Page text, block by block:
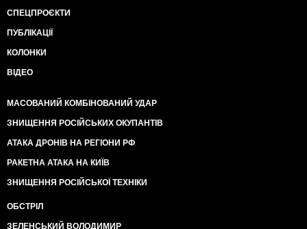
СПЕЦПРОЄКТИ
ПУБЛІКАЦІЇ
КОЛОНКИ
ВІДЕО
МАСОВАНИЙ КОМБІНОВАНИЙ УДАР
ЗНИЩЕННЯ РОСІЙСЬКИХ ОКУПАНТІВ
АТАКА ДРОНІВ НА РЕГІОНИ РФ
РАКЕТНА АТАКА НА КИЇВ
ЗНИЩЕННЯ РОСІЙСЬКОЇ ТЕХНІКИ
ОБСТРІЛ
ЗЕЛЕНСЬКИЙ ВОЛОДИМИР